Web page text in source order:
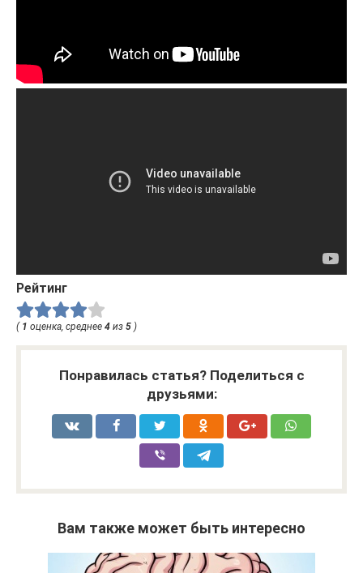
Рейтинг
( 1 оценка, среднее 4 из 5 )
Понравилась статья? Поделиться с
друзьями:
Вам также может быть интересно